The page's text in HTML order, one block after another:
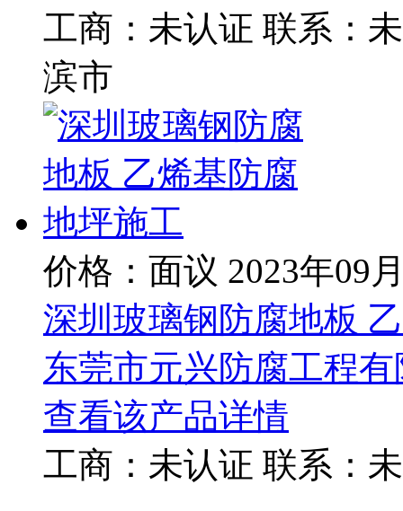
工商： 未认证 联系：
滨市
价格：面议 2023年09
深圳玻璃钢防腐地板
东莞市元兴防腐工程
查看该产品详情
工商： 未认证 联系：